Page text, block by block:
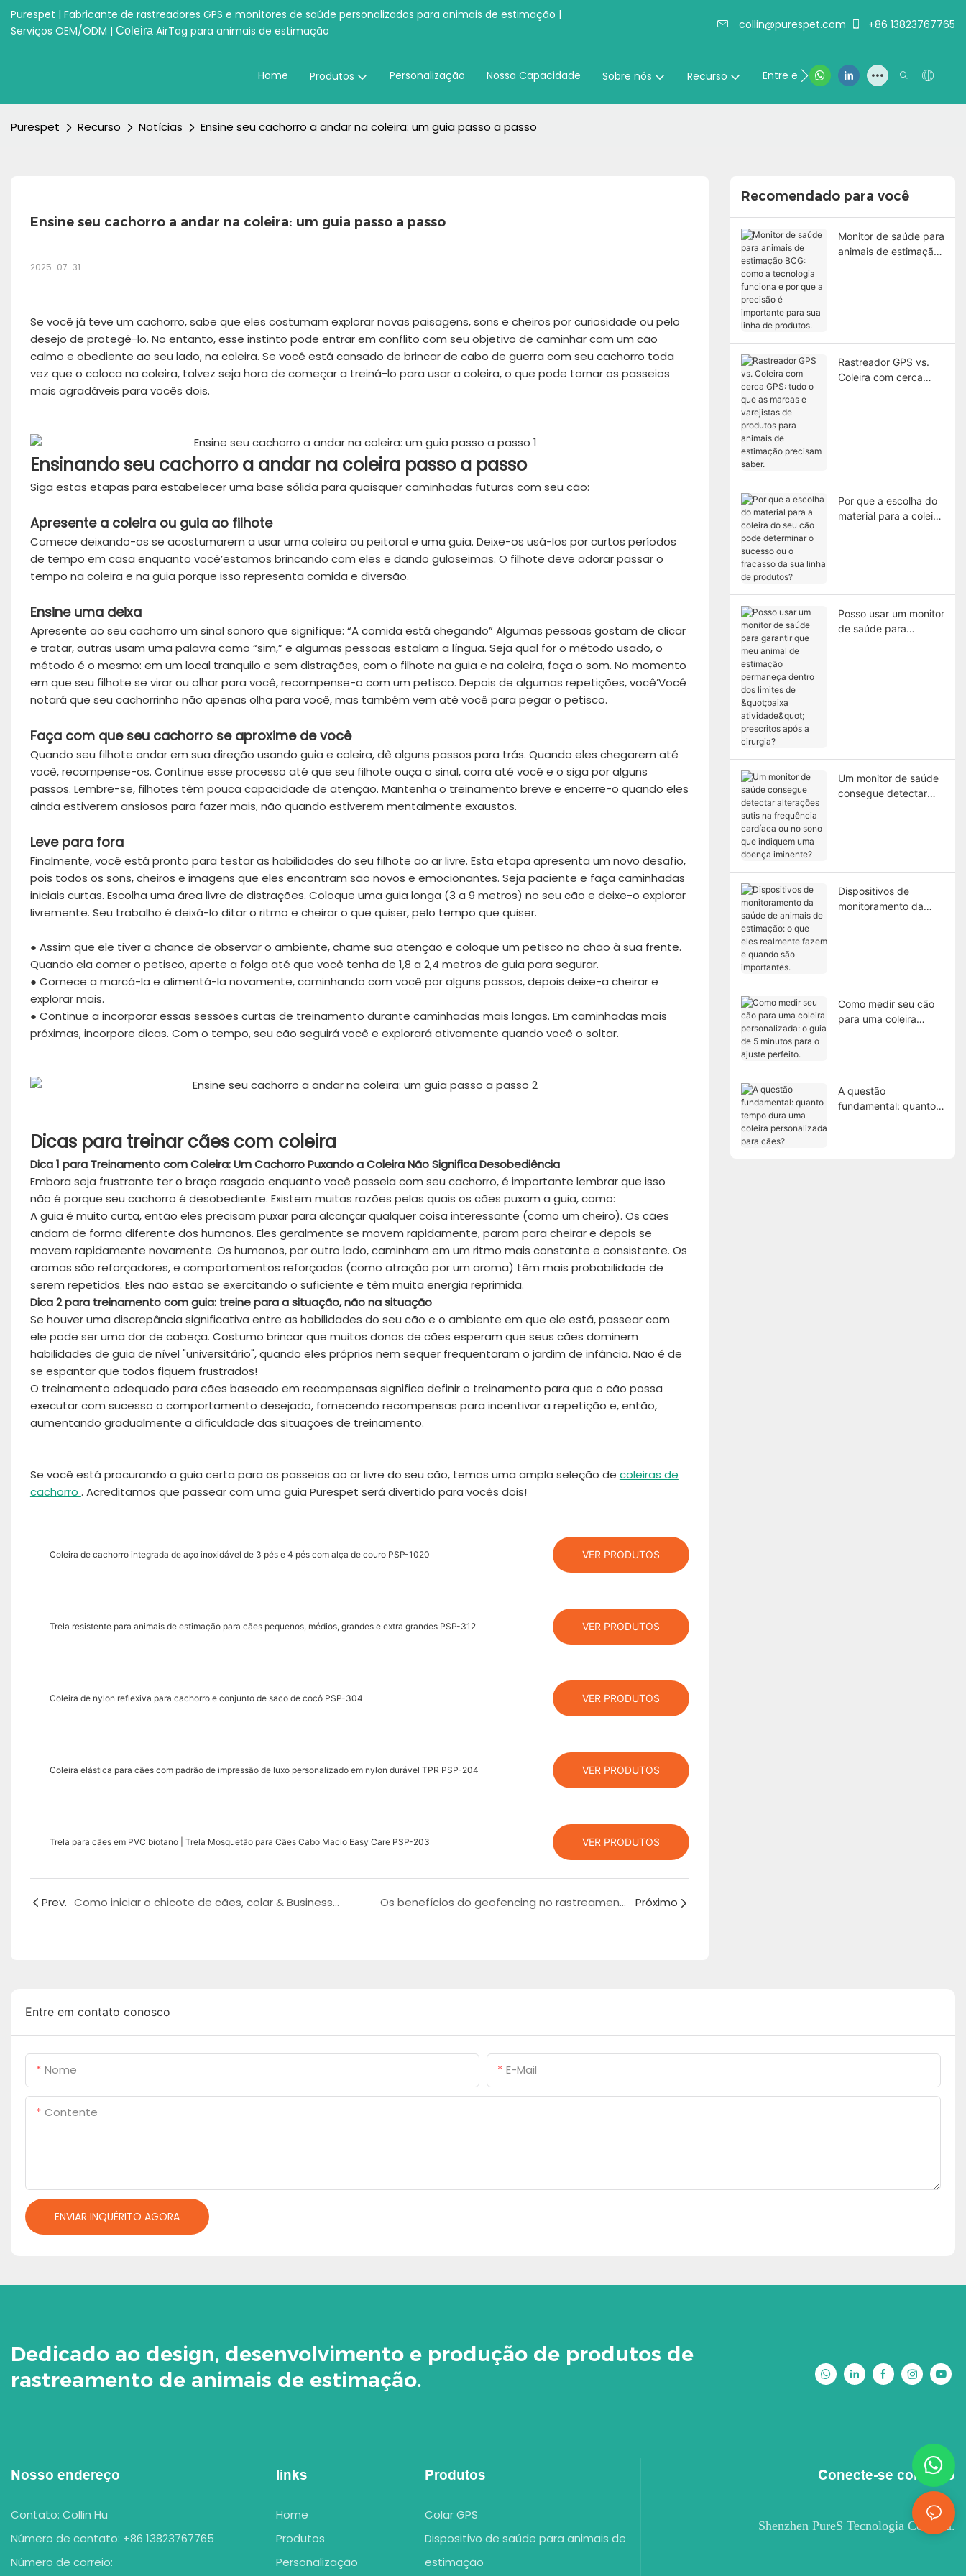
Purespet | Fabricante de rastreadores GPS e monitores de saúde personalizados para animais de estimação |
Serviços OEM/ODM | Coleira AirTag para animais de estimação collin@purespet.com +86 13823767765
Home Produtos Personalização Nossa Capacidade Sobre nós Recurso Entre em contato conosco
Purespet Recurso Notícias Ensine seu cachorro a andar na coleira: um guia passo a passo
Ensine seu cachorro a andar na coleira: um guia passo a passo
2025-07-31
Se você já teve um cachorro, sabe que eles costumam explorar novas paisagens, sons e cheiros por curiosidade ou pelo
desejo de protegê-lo. No entanto, esse instinto pode entrar em conflito com seu objetivo de caminhar com um cão
calmo e obediente ao seu lado, na coleira. Se você está cansado de brincar de cabo de guerra com seu cachorro toda
vez que o coloca na coleira, talvez seja hora de começar a treiná-lo para usar a coleira, o que pode tornar os passeios
mais agradáveis para vocês dois.
Ensinando seu cachorro a andar na coleira passo a passo
Siga estas etapas para estabelecer uma base sólida para quaisquer caminhadas futuras com seu cão:
Apresente a coleira ou guia ao filhote
Comece deixando-os se acostumarem a usar uma coleira ou peitoral e uma guia. Deixe-os usá-los por curtos períodos
de tempo em casa enquanto você’estamos brincando com eles e dando guloseimas. O filhote deve adorar passar o
tempo na coleira e na guia porque isso representa comida e diversão.
Ensine uma deixa
Apresente ao seu cachorro um sinal sonoro que signifique: “A comida está chegando” Algumas pessoas gostam de clicar
e tratar, outras usam uma palavra como “sim,” e algumas pessoas estalam a língua. Seja qual for o método usado, o
método é o mesmo: em um local tranquilo e sem distrações, com o filhote na guia e na coleira, faça o som. No momento
em que seu filhote se virar ou olhar para você, recompense-o com um petisco. Depois de algumas repetições, você’Você
notará que seu cachorrinho não apenas olha para você, mas também vem até você para pegar o petisco.
Faça com que seu cachorro se aproxime de você
Quando seu filhote andar em sua direção usando guia e coleira, dê alguns passos para trás. Quando eles chegarem até
você, recompense-os. Continue esse processo até que seu filhote ouça o sinal, corra até você e o siga por alguns
passos. Lembre-se, filhotes têm pouca capacidade de atenção. Mantenha o treinamento breve e encerre-o quando eles
ainda estiverem ansiosos para fazer mais, não quando estiverem mentalmente exaustos.
Leve para fora
Finalmente, você está pronto para testar as habilidades do seu filhote ao ar livre. Esta etapa apresenta um novo desafio,
pois todos os sons, cheiros e imagens que eles encontram são novos e emocionantes. Seja paciente e faça caminhadas
iniciais curtas. Escolha uma área livre de distrações. Coloque uma guia longa (3 a 9 metros) no seu cão e deixe-o explorar
livremente. Seu trabalho é deixá-lo ditar o ritmo e cheirar o que quiser, pelo tempo que quiser.
● Assim que ele tiver a chance de observar o ambiente, chame sua atenção e coloque um petisco no chão à sua frente.
Quando ela comer o petisco, aperte a folga até que você tenha de 1,8 a 2,4 metros de guia para segurar.
● Comece a marcá-la e alimentá-la novamente, caminhando com você por alguns passos, depois deixe-a cheirar e
explorar mais.
● Continue a incorporar essas sessões curtas de treinamento durante caminhadas mais longas. Em caminhadas mais
próximas, incorpore dicas. Com o tempo, seu cão seguirá você e explorará ativamente quando você o soltar.
Dicas para treinar cães com coleira
Dica 1 para Treinamento com Coleira: Um Cachorro Puxando a Coleira Não Significa Desobediência
Embora seja frustrante ter o braço rasgado enquanto você passeia com seu cachorro, é importante lembrar que isso
não é porque seu cachorro é desobediente. Existem muitas razões pelas quais os cães puxam a guia, como:
A guia é muito curta, então eles precisam puxar para alcançar qualquer coisa interessante (como um cheiro). Os cães
andam de forma diferente dos humanos. Eles geralmente se movem rapidamente, param para cheirar e depois se
movem rapidamente novamente. Os humanos, por outro lado, caminham em um ritmo mais constante e consistente. Os
aromas são reforçadores, e comportamentos reforçados (como atração por um aroma) têm mais probabilidade de
serem repetidos. Eles não estão se exercitando o suficiente e têm muita energia reprimida.
Dica 2 para treinamento com guia: treine para a situação, não na situação
Se houver uma discrepância significativa entre as habilidades do seu cão e o ambiente em que ele está, passear com
ele pode ser uma dor de cabeça. Costumo brincar que muitos donos de cães esperam que seus cães dominem
habilidades de guia de nível "universitário", quando eles próprios nem sequer frequentaram o jardim de infância. Não é de
se espantar que todos fiquem frustrados!
O treinamento adequado para cães baseado em recompensas significa definir o treinamento para que o cão possa
executar com sucesso o comportamento desejado, fornecendo recompensas para incentivar a repetição e, então,
aumentando gradualmente a dificuldade das situações de treinamento.
Se você está procurando a guia certa para os passeios ao ar livre do seu cão, temos uma ampla seleção de coleiras de
cachorro . Acreditamos que passear com uma guia Purespet será divertido para vocês dois!
Coleira de cachorro integrada de aço inoxidável de 3 pés e 4 pés com alça de couro PSP-1020 VER PRODUTOS
Trela ​​resistente para animais de estimação para cães pequenos, médios, grandes e extra grandes PSP-312 VER PRODUTOS
Coleira de nylon reflexiva para cachorro e conjunto de saco de cocô PSP-304 VER PRODUTOS
Coleira elástica para cães com padrão de impressão de luxo personalizado em nylon durável TPR PSP-204 VER PRODUTOS
Trela ​​para cães em PVC biotano | Trela ​​Mosquetão para Cães Cabo Macio Easy Care PSP-203 VER PRODUTOS
Prev. Como iniciar o chicote de cães, colar & Business de coleira?: Um guia para o sucesso do B2B Os benefícios do geofencing no rastreamento de animais de estimação: mantendo seu animal de estimação seguro dentro dos limites Próximo
Recomendado para você
Monitor de saúde para
animais de estimação
Rastreador GPS vs.
Coleira com cerca
Por que a escolha do
material para a coleira
Posso usar um monitor
de saúde para
Um monitor de saúde
consegue detectar
Dispositivos de
monitoramento da
Como medir seu cão
para uma coleira
A questão
fundamental: quanto
Entre em contato conosco
Nome E-Mail
Contente
ENVIAR INQUÉRITO AGORA
Dedicado ao design, desenvolvimento e produção de produtos de
rastreamento de animais de estimação.
Nosso endereço
Contato: Collin Hu
Número de contato: +86 13823767765
Número de correio:
links
Home
Produtos
Personalização
Produtos
Colar GPS
Dispositivo de saúde para animais de
estimação
Conecte-se conosco
Shenzhen PureS Tecnologia Co., Ltd.